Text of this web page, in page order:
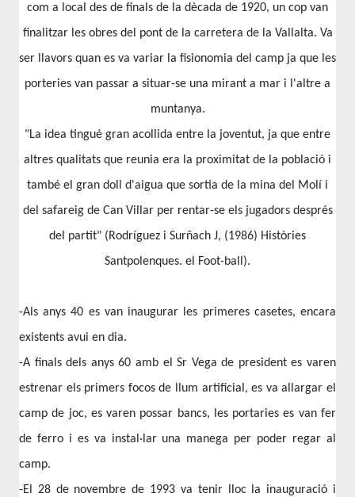
com a local des de finals de la dècada de 1920, un cop van
finalitzar les obres del pont de la carretera de la Vallalta. Va
ser llavors quan es va variar la fisionomia del camp ja que les
porteries van passar a situar-se una mirant a mar i l'altre a
muntanya.
"La idea tingué gran acollida entre la joventut, ja que entre
altres qualitats que reunia era la proximitat de la població i
també el gran doll d'aigua que sortia de la mina del Molí i
del safareig de Can Villar per rentar-se els jugadors després
del partit" (Rodríguez i Surñach J, (1986) Històries
Santpolenques. el Foot-ball).
-Als anys 40 es van inaugurar les primeres casetes, encara
existents avui en dia.
-A finals dels anys 60 amb el Sr Vega de president es varen
estrenar els primers focos de llum artificial, es va allargar el
camp de joc, es varen possar bancs, les portaries es van fer
de ferro i es va instal·lar una manega per poder regar al
camp.
-El 28 de novembre de 1993 va tenir lloc la inauguració i